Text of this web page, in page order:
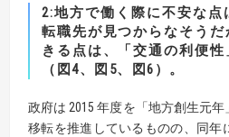
2:地方で働く際に不安な点
転職先が見つからなそう
きる点は、「交通の利便性
（図4、図5、図6）。
政府は 2015 年度を「地方創生元
移転を推進しているものの、同年